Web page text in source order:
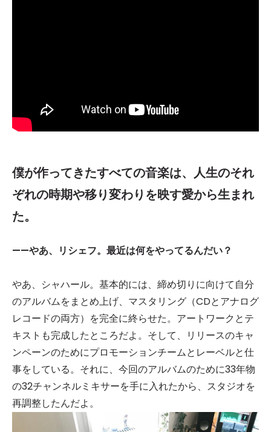
僕が作ってきたすべての音楽は、人生のそれ
ぞれの時期や移り変わりを映す愛から生まれ
た。
——やあ、リシェフ。最近は何をやってるんだい？
やあ、シャハール。基本的には、締め切りに向けて自分
のアルバムをまとめ上げ、マスタリング（CDとアナログ
レコードの両方）を完全に終らせた。アートワークとテ
キストも完成したところだよ。そして、リリースのキャ
ンペーンのためにプロモーションチームとレーベルと仕
事をしている。それに、今回のアルバムのために33年物
の32チャンネルミキサーを手に入れたから、スタジオを
再調整したんだよ。